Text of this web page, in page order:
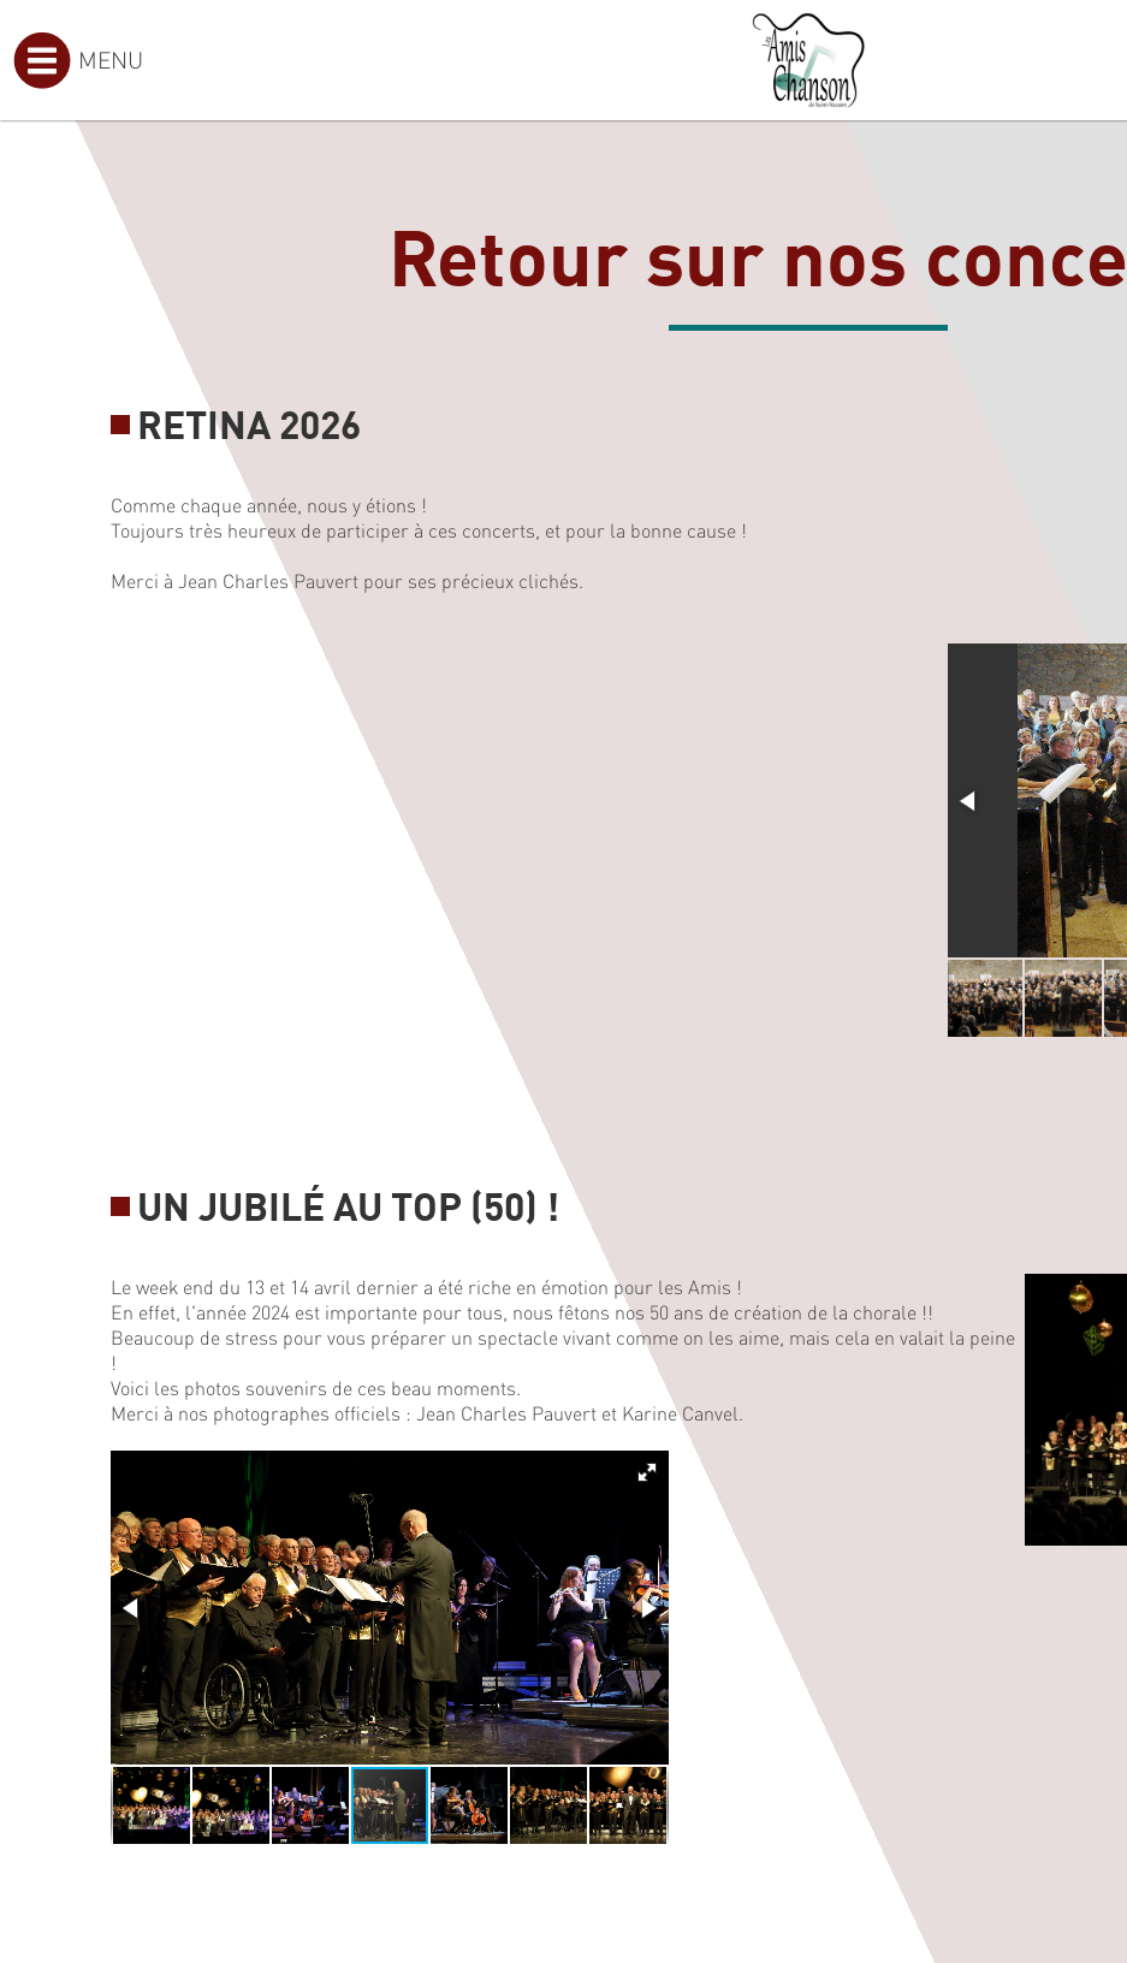
MENU
Retour sur nos
RETINA 2026
Comme chaque année, nous y étions !
Toujours très heureux de participer à ces concerts, et pour la bonne cause !
Merci à Jean Charles Pauvert pour ses précieux clichés.
UN JUBILÉ AU TOP (50) !
Le week end du 13 et 14 avril dernier a été riche en émotion pour les Amis !
En effet, l'année 2024 est importante pour tous, nous fêtons nos 50 ans de création de la chorale !!
Beaucoup de stress pour vous préparer un spectacle vivant comme on les aime, mais cela en valait la peine
!
Voici les photos souvenirs de ces beau moments.
Merci à nos photographes officiels : Jean Charles Pauvert et Karine Canvel.